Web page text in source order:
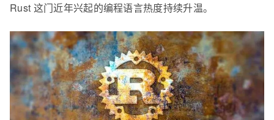
Rust 这门近年兴起的编程语言热度持续升温。